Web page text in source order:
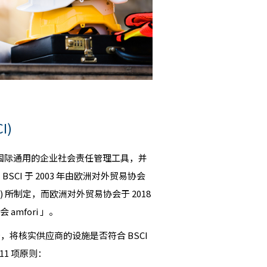
通用的企业社会责任管理工具，并
于 2003 年由欧洲对外贸易协会
制定，而欧洲对外贸易协会于 2018
amfori 」。
将核实供应商的设施是否符合 BSCI
项原则：